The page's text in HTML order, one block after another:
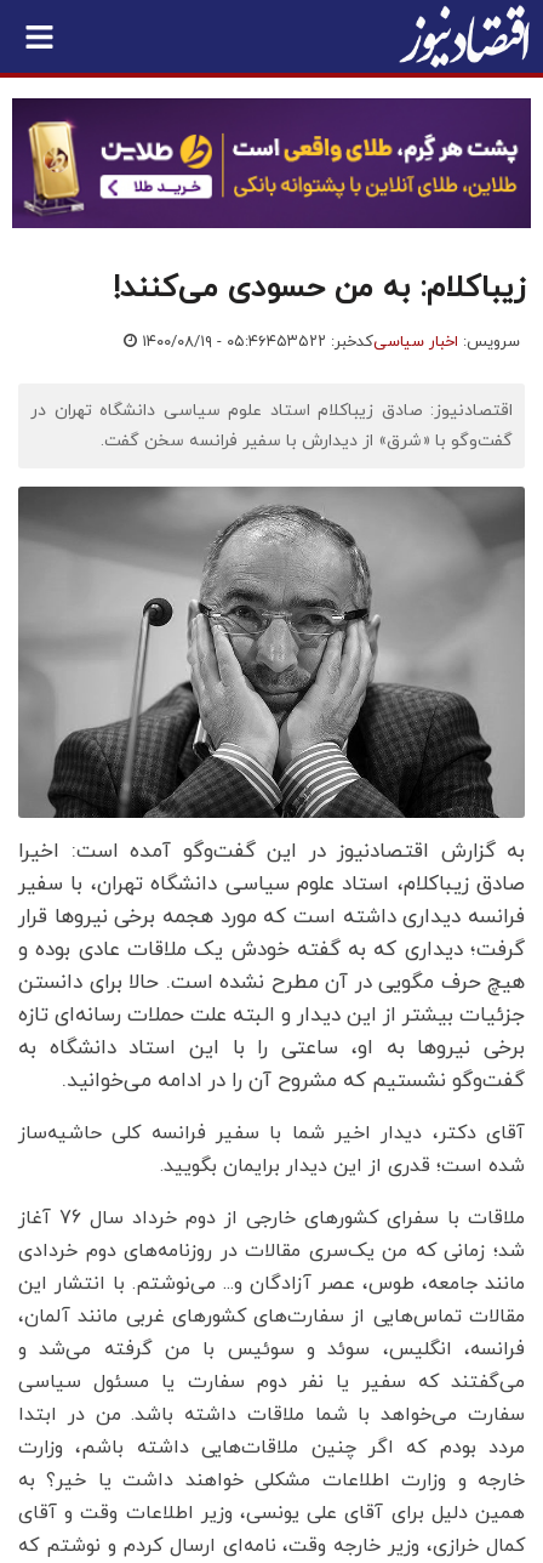
زیباکلام: به من حسودی می‌کنند!
سرویس: اخبار سیاسیکدخبر: ۴۵۳۵۲۲ ۱۴۰۰/۰۸/۱۹ - ۰۵:۴۶
اقتصادنیوز: صادق زیباکلام استاد علوم سیاسی دانشگاه تهران در
گفت‌وگو با «شرق» از دیدارش با سفیر فرانسه سخن گفت.
به گزارش اقتصادنیوز در این گفت‌وگو آمده است: اخیرا
صادق زیباکلام، استاد علوم سیاسی دانشگاه تهران، با سفیر
فرانسه دیداری داشته است که مورد هجمه برخی نیروها قرار
گرفت؛ دیداری که به گفته خودش یک ملاقات عادی بوده و
هیچ حرف مگویی در آن مطرح نشده است. حالا برای دانستن
جزئیات بیشتر از این دیدار و البته علت حملات رسانه‌ای تازه
برخی نیروها به او، ساعتی را با این استاد دانشگاه به
گفت‌وگو نشستیم که مشروح آن را در ادامه می‌خوانید.
‌آقای دکتر، دیدار اخیر شما با سفیر فرانسه کلی حاشیه‌ساز
شده است؛ قدری از این دیدار برایمان بگویید.
ملاقات با سفرای کشورهای خارجی از دوم خرداد سال 76 آغاز
شد؛ زمانی که من یک‌سری مقالات در روزنامه‌های دوم خردادی
مانند جامعه، طوس، عصر آزادگان و... می‌نوشتم. با انتشار این
مقالات تماس‌هایی از سفارت‌های کشورهای غربی مانند آلمان،
فرانسه، انگلیس، سوئد و سوئیس با من گرفته می‌شد و
می‌گفتند که سفیر یا نفر دوم سفارت یا مسئول سیاسی
سفارت می‌خواهد با شما ملاقات داشته باشد. من در ابتدا
مردد بودم که اگر چنین ملاقات‌هایی داشته باشم، وزارت
خارجه و وزارت اطلاعات مشکلی خواهند داشت یا خیر؟ به
همین دلیل برای آقای علی یونسی، وزیر اطلاعات وقت و آقای
کمال خرازی، وزیر خارجه وقت، نامه‌ای ارسال کردم و نوشتم که